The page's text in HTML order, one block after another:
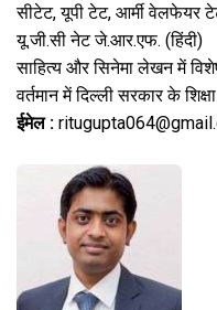
सीटेट, यूपी टेट, आर्मी वेलफेयर
यू.जी.सी नेट जे.आर.एफ. (हिंदी)
साहित्य और सिनेमा लेखन में
वर्तमान में दिल्ली सरकार के
ईमेल :